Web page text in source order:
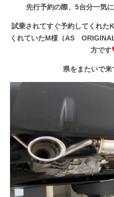
先行予約の際、5台分一気
試乗されてすぐ予約してくれた
くれていたM様（AS
方です
県をまたいで